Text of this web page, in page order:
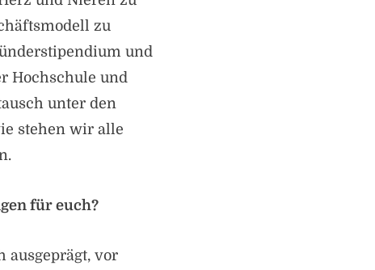
zu
und
Hochschule und
unter den
stehen wir alle
für euch?
ausgeprägt, vor